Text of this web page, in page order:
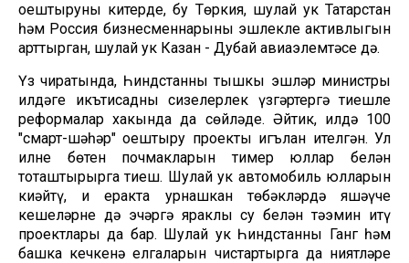
оештыруны китерде, бу Төркия, шулай ук Татарстан
һәм Россия бизнесменнарының эшлекле активлыгын
арттырган, шулай ук Казан - Дубай авиаэлемтәсе дә.
Үз чиратында, Һиндстанның тышкы эшләр министры
илдәге икътисадны сизелерлек үзгәртергә тиешле
реформалар хакында да сөйләде. Әйтик, илдә 100
"смарт-шәһәр" оештыру проекты игълан ителгән. Ул
илнең бөтен почмакларын тимер юллар белән
тоташтырырга тиеш. Шулай ук автомобиль юлларын
киңәйтү, иң еракта урнашкан төбәкләрдә яшәүче
кешеләрне дә эчәргә яраклы су белән тәэмин итү
проектлары да бар. Шулай ук Һиндстанның Ганг һәм
башка кечкенә елгаларын чистартырга да ниятләре